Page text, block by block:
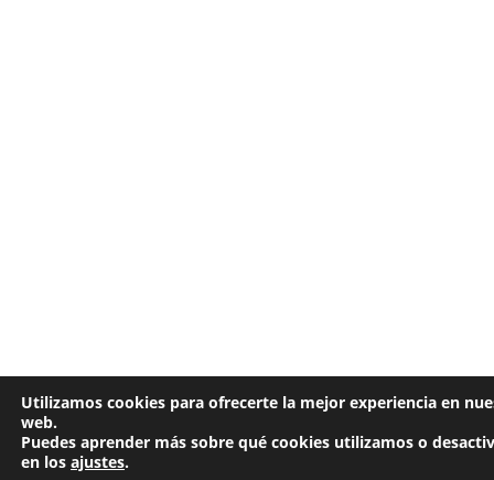
Utilizamos cookies para ofrecerte la mejor experiencia en
web.
Puedes aprender más sobre qué cookies utilizamos o
en los ajustes.